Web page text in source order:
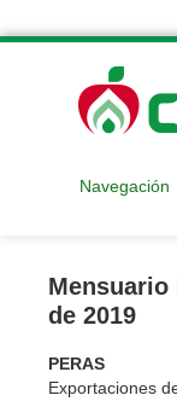
Navegación
de 2019
PERAS
Exportaciones